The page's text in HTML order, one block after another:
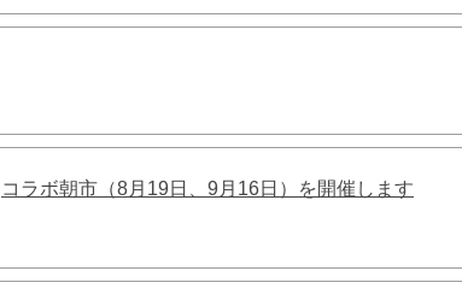
コラボ朝市（8月19日、9月16日）を開催します